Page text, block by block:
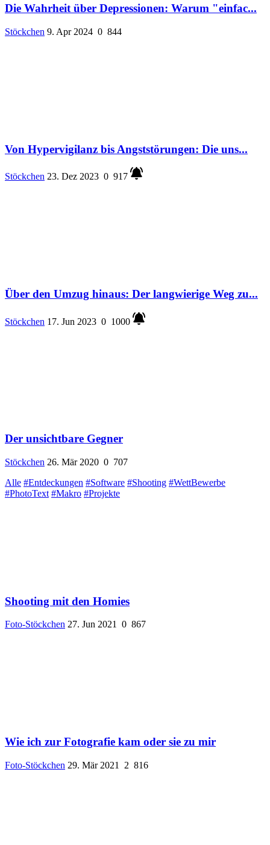
Die Wahrheit über Depressionen: Warum "einfac...
Stöckchen 9. Apr 2024 0 844
Von Hypervigilanz bis Angststörungen: Die uns...
Stöckchen 23. Dez 2023 0 917
Über den Umzug hinaus: Der langwierige Weg zu...
Stöckchen 17. Jun 2023 0 1000
Der unsichtbare Gegner
Stöckchen 26. Mär 2020 0 707
Alle #Entdeckungen #Software #Shooting #WettBewerbe
#PhotoText #Makro #Projekte
Shooting mit den Homies
Foto-Stöckchen 27. Jun 2021 0 867
Wie ich zur Fotografie kam oder sie zu mir
Foto-Stöckchen 29. Mär 2021 2 816